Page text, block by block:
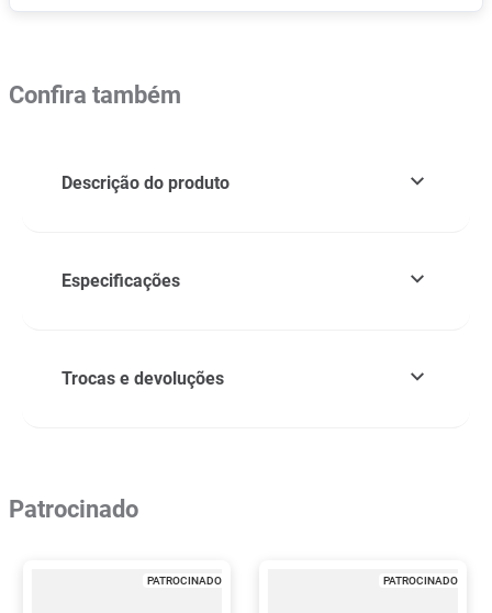
Confira também
Descrição do produto
Especificações
Trocas e devoluções
Patrocinado
PATROCINADO PATROCINADO